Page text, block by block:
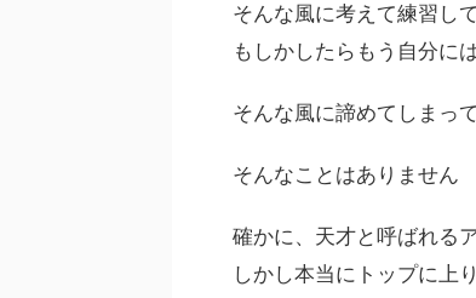
そんな風に考えて練習し
もしかしたらもう自分に
そんな風に諦めてしまっ
そんなことはありません
確かに、天才と呼ばれる
しかし本当にトップに上